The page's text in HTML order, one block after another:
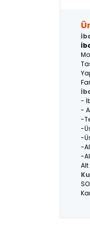
-
-
-
-
-
-
-
Alt